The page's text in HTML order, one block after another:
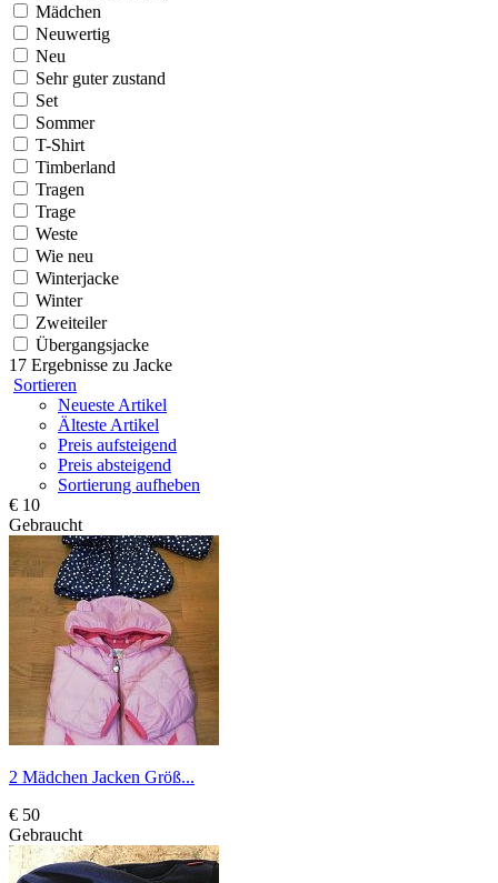
Mädchen
Neuwertig
Neu
Sehr guter zustand
Set
Sommer
T-Shirt
Timberland
Tragen
Trage
Weste
Wie neu
Winterjacke
Winter
Zweiteiler
Übergangsjacke
17 Ergebnisse zu Jacke
Sortieren
Neueste Artikel
Älteste Artikel
Preis aufsteigend
Preis absteigend
Sortierung aufheben
€ 10
Gebraucht
2 Mädchen Jacken Größ...
€ 50
Gebraucht